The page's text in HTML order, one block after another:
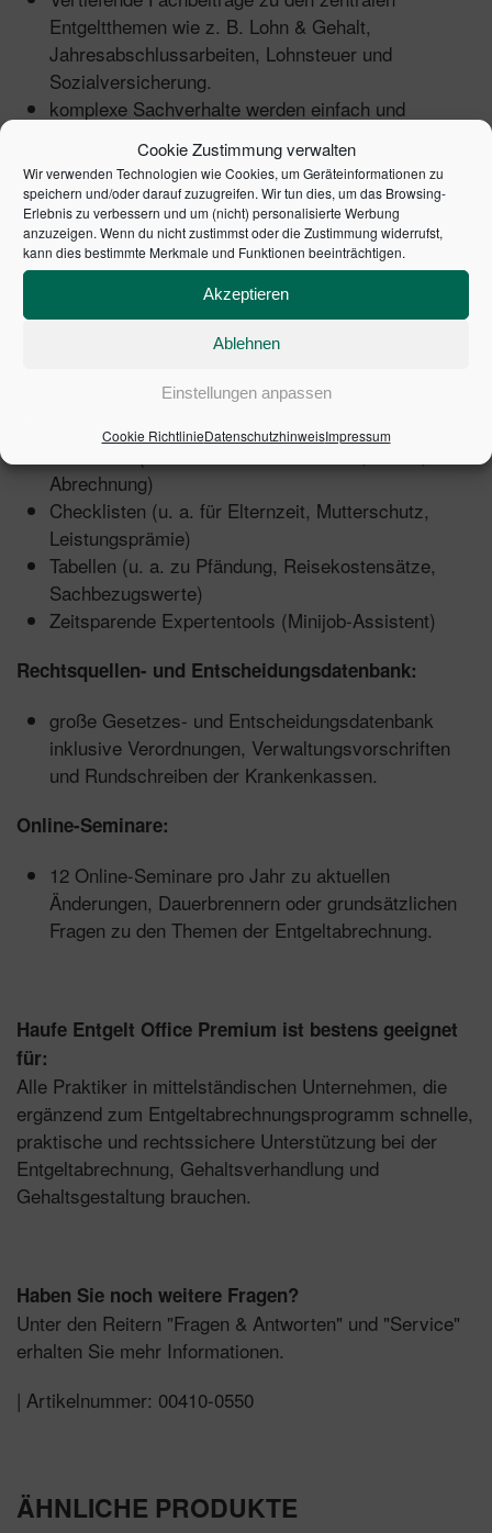
Cookie Zustimmung verwalten
Wir verwenden Technologien wie Cookies, um Geräteinformationen zu
speichern und/oder darauf zuzugreifen. Wir tun dies, um das Browsing-
Erlebnis zu verbessern und um (nicht) personalisierte Werbung
anzuzeigen. Wenn du nicht zustimmst oder die Zustimmung widerrufst,
kann dies bestimmte Merkmale und Funktionen beeinträchtigen.
Akzeptieren
Ablehnen
Einstellungen anpassen
Cookie RichtlinieDatenschutzhinweisImpressum
Entgeltthemen wie z. B. Lohn & Gehalt,
Jahresabschlussarbeiten, Lohnsteuer und
Sozialversicherung.
komplexe Sachverhalte werden einfach und
Entgeltspezialisten um Beispiele aus der Praxis
erweitert.
Arbeitshilfen & Programme:
Rechner (u. a. für Lohn & Gehalt, Reisekosten,
Abfindung)
Mustertexte (u. a. für Abmahnung, Elternzeit,
Verträge (u. a. zur Heimarbeit, Berufsausbildung,
Teilzeit)
Abrechnung)
Checklisten (u. a. für Elternzeit, Mutterschutz,
Leistungsprämie)
Tabellen (u. a. zu Pfändung, Reisekostensätze,
Sachbezugswerte)
Zeitsparende Expertentools (Minijob-Assistent)
Rechtsquellen- und Entscheidungsdatenbank:
große Gesetzes- und Entscheidungsdatenbank
inklusive Verordnungen, Verwaltungsvorschriften
und Rundschreiben der Krankenkassen.
Online-Seminare:
12 Online-Seminare pro Jahr zu aktuellen
Änderungen, Dauerbrennern oder grundsätzlichen
Fragen zu den Themen der Entgeltabrechnung.
Haufe Entgelt Office Premium ist bestens geeignet
für:
Alle Praktiker in mittelständischen Unternehmen, die
ergänzend zum Entgeltabrechnungsprogramm schnelle,
praktische und rechtssichere Unterstützung bei der
Entgeltabrechnung, Gehaltsverhandlung und
Gehaltsgestaltung brauchen.
Haben Sie noch weitere Fragen?
Unter den Reitern "Fragen & Antworten" und "Service"
erhalten Sie mehr Informationen.
| Artikelnummer: 00410-0550
ÄHNLICHE PRODUKTE